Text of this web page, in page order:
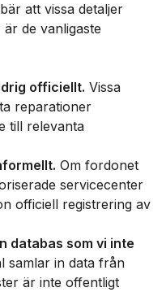
att vissa detaljer
de vanligaste
officiellt. Vissa
reparationer
till relevanta
Om fordonet
servicecenter
officiell registrering av
databas som vi inte
samlar in data från
är inte offentligt